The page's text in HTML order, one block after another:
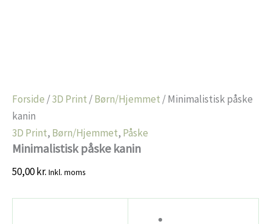
Forside /3D Print /Børn/Hjemmet / Minimalistisk påske
kanin
3D Print, Børn/Hjemmet, Påske
Minimalistisk påske kanin
50,00kr. Inkl. moms